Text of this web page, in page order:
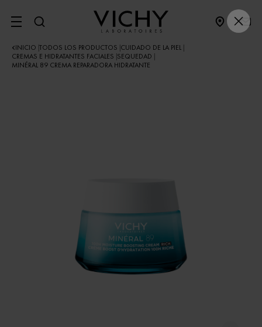
SITE MENU
INICIO TODOS LOS PRODUCTOS CUIDADO DE LA PIEL
CREMAS E HIDRATANTES FACIALES SEQUEDAD
MINÉRAL 89 CREMA REPARADORA HIDRATANTE